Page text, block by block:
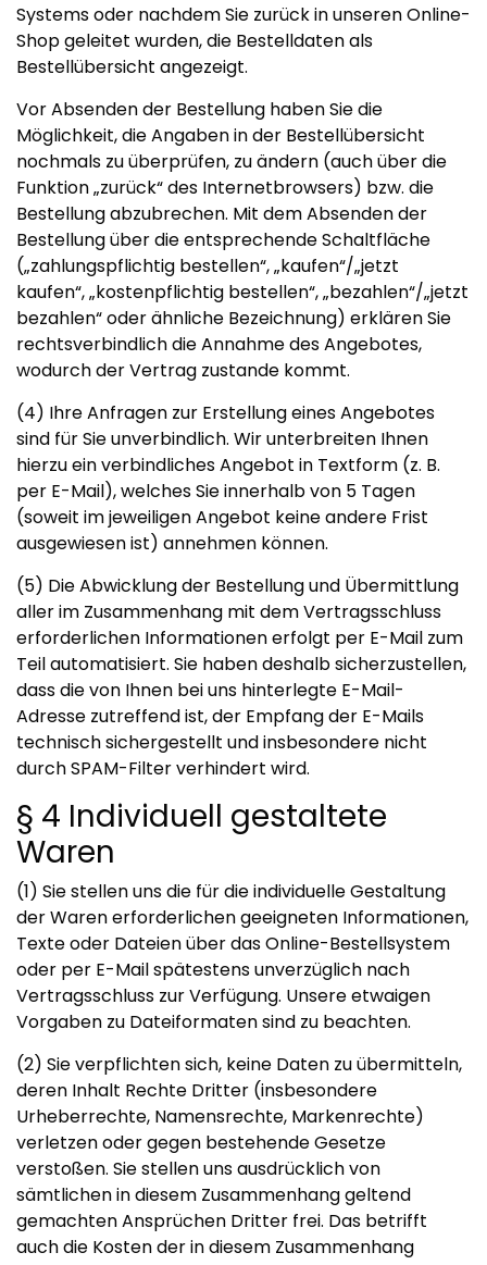
Systems oder nachdem Sie zurück in unseren Online-
Shop geleitet wurden, die Bestelldaten als
Bestellübersicht angezeigt.
Vor Absenden der Bestellung haben Sie die
Möglichkeit, die Angaben in der Bestellübersicht
nochmals zu überprüfen, zu ändern (auch über die
Funktion „zurück“ des Internetbrowsers) bzw. die
Bestellung abzubrechen. Mit dem Absenden der
Bestellung über die entsprechende Schaltfläche
(„zahlungspflichtig bestellen“, „kaufen“/„jetzt
kaufen“, „kostenpflichtig bestellen“, „bezahlen“/„jetzt
bezahlen“ oder ähnliche Bezeichnung) erklären Sie
rechtsverbindlich die Annahme des Angebotes,
wodurch der Vertrag zustande kommt.
(4) Ihre Anfragen zur Erstellung eines Angebotes
sind für Sie unverbindlich. Wir unterbreiten Ihnen
hierzu ein verbindliches Angebot in Textform (z. B.
per E-Mail), welches Sie innerhalb von 5 Tagen
(soweit im jeweiligen Angebot keine andere Frist
ausgewiesen ist) annehmen können.
(5) Die Abwicklung der Bestellung und Übermittlung
aller im Zusammenhang mit dem Vertragsschluss
erforderlichen Informationen erfolgt per E-Mail zum
Teil automatisiert. Sie haben deshalb sicherzustellen,
dass die von Ihnen bei uns hinterlegte E-Mail-
Adresse zutreffend ist, der Empfang der E-Mails
technisch sichergestellt und insbesondere nicht
durch SPAM-Filter verhindert wird.
§ 4 Individuell gestaltete
Waren
(1) Sie stellen uns die für die individuelle Gestaltung
der Waren erforderlichen geeigneten Informationen,
Texte oder Dateien über das Online-Bestellsystem
oder per E-Mail spätestens unverzüglich nach
Vertragsschluss zur Verfügung. Unsere etwaigen
Vorgaben zu Dateiformaten sind zu beachten.
(2) Sie verpflichten sich, keine Daten zu übermitteln,
deren Inhalt Rechte Dritter (insbesondere
Urheberrechte, Namensrechte, Markenrechte)
verletzen oder gegen bestehende Gesetze
verstoßen. Sie stellen uns ausdrücklich von
sämtlichen in diesem Zusammenhang geltend
gemachten Ansprüchen Dritter frei. Das betrifft
auch die Kosten der in diesem Zusammenhang